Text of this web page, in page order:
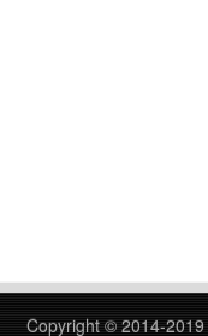
Copyright © 2014-2019